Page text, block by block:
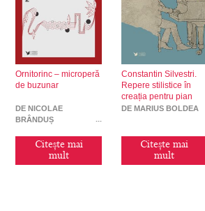
Ornitorinc – microperă
de buzunar
DE NICOLAE
BRÂNDUȘ
Citește mai
mult
Constantin Silvestri.
Repere stilistice în
creația pentru pian
DE MARIUS BOLDEA
Citește mai
mult